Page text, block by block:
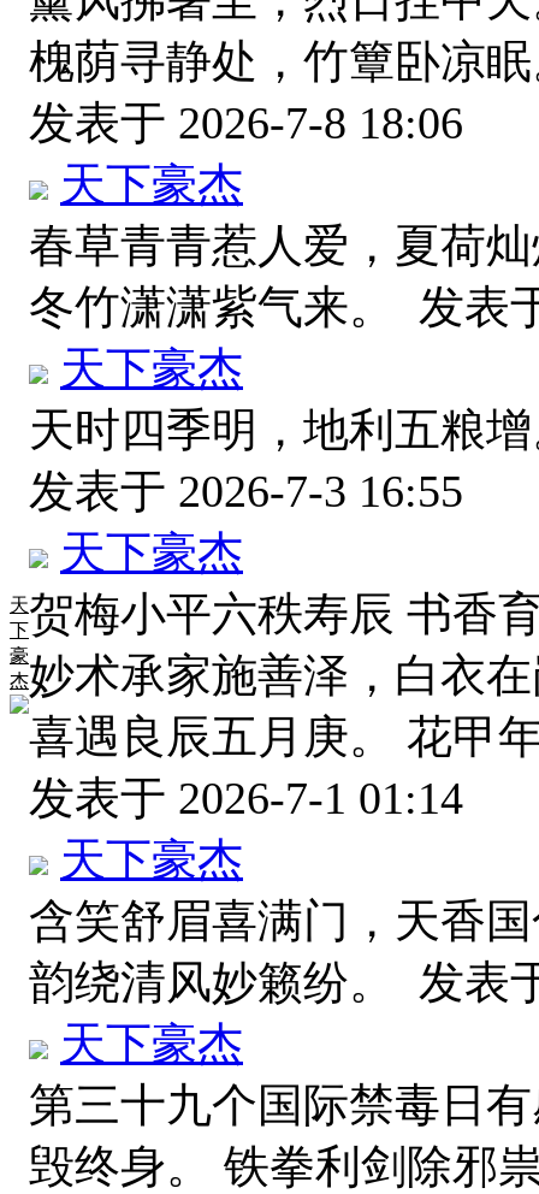
天
下
豪
杰
槐荫寻静处，竹簟卧凉
发表于 2026-7-8 18:06
天下豪杰
春草青青惹人爱，夏荷
冬竹潇潇紫气来。 发表
天下豪杰
天时四季明，地利五粮
发表于 2026-7-3 16:55
天下豪杰
贺梅小平六秩寿辰 书香
妙术承家施善泽，白衣
喜遇良辰五月庚。 花甲
发表于 2026-7-1 01:14
天下豪杰
含笑舒眉喜满门，天香
韵绕清风妙籁纷。 发表
天下豪杰
第三十九个国际禁毒日
毁终身。 铁拳利剑除邪